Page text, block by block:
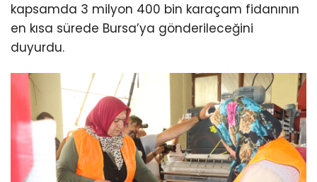
kapsamda 3 milyon 400 bin karaçam fidanının
en kısa sürede Bursa’ya gönderileceğini
duyurdu.